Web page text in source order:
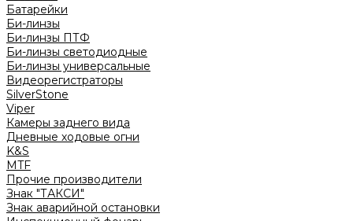
Батарейки
Би-линзы
Би-линзы ПТФ
Би-линзы светодиодные
Би-линзы универсальные
Видеорегистраторы
SilverStone
Viper
Камеры заднего вида
Дневные ходовые огни
K&S
MTF
Прочие производители
Знак "ТАКСИ"
Знак аварийной остановки